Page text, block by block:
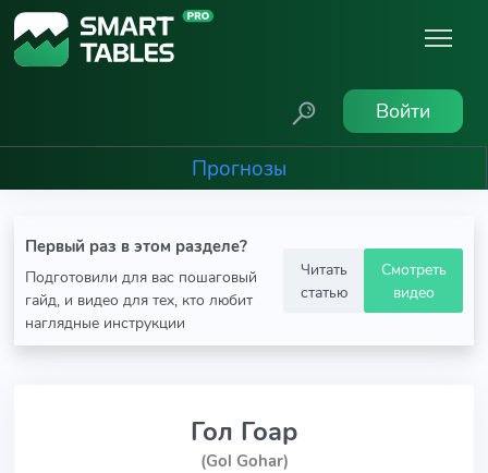
Войти
Прогнозы
Первый раз в этом разделе?
Подготовили для вас пошаговый
гайд, и видео для тех, кто любит
наглядные инструкции
Читать
статью
Смотреть
видео
Гол Гоар
(Gol Gohar)